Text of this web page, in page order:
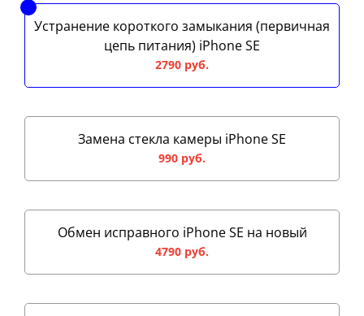
Устранение короткого замыкания (первичная
цепь питания) iPhone SE
2790 руб.
Замена стекла камеры iPhone SE
990 руб.
Обмен исправного iPhone SE на новый
4790 руб.